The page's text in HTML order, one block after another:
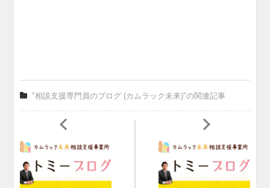
"相談支援専門員のブログ (カムラック未来)"の関連記事